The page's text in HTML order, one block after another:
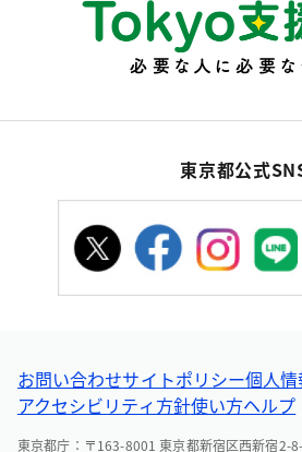
東京都公式
お問い合わせサイトポリシー個人
アクセシビリティ方針使い方ヘルプ
東京都庁：〒163-8001 東京都新宿区西新宿2-